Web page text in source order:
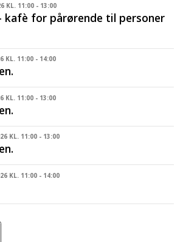
KL. 11:00 - 13:00
kafè for pårørende til personer
KL. 11:00 - 14:00
KL. 11:00 - 13:00
KL. 11:00 - 13:00
KL. 11:00 - 14:00